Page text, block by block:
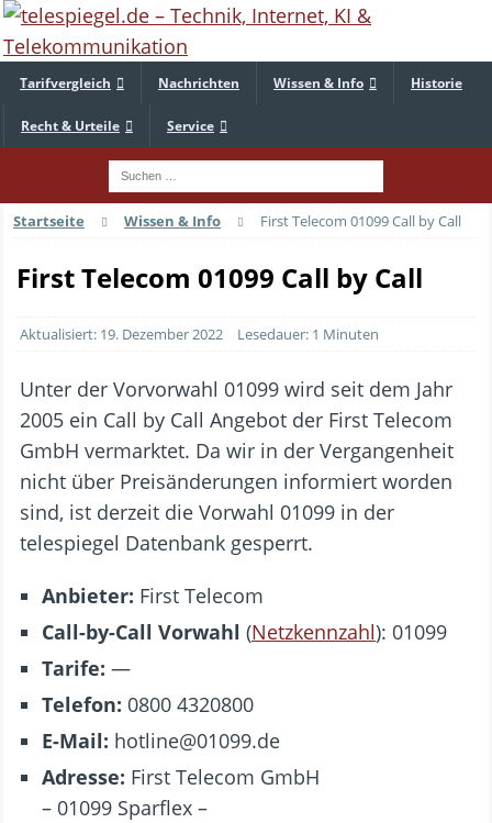
Tarifvergleich Nachrichten Wissen & Info Historie
Recht & Urteile Service
Startseite Wissen & Info First Telecom 01099 Call by Call
First Telecom 01099 Call by Call
Aktualisiert: 19. Dezember 2022 Lesedauer: 1 Minuten
Unter der Vorvorwahl 01099 wird seit dem Jahr
2005 ein Call by Call Angebot der First Telecom
GmbH vermarktet. Da wir in der Vergangenheit
nicht über Preisänderungen informiert worden
sind, ist derzeit die Vorwahl 01099 in der
telespiegel Datenbank gesperrt.
Anbieter: First Telecom
Call-by-Call Vorwahl (Netzkennzahl): 01099
Tarife: —
Telefon: 0800 4320800
E-Mail: hotline@01099.de
Adresse: First Telecom GmbH
– 01099 Sparflex –